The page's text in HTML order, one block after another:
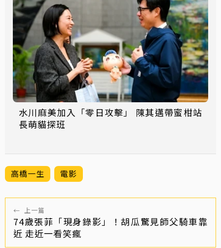
水川麻美加入「零日攻擊」 陳其邁帶蜜柑站
長萌貓探班
高橋一生 電影
← 上一篇
74歲張菲「現身錄影」！胡瓜驚見師父騎車靠
近 走近一看笑瘋